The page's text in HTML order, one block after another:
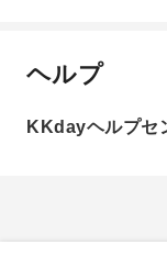
ヘルプ
KKdayヘルプセ